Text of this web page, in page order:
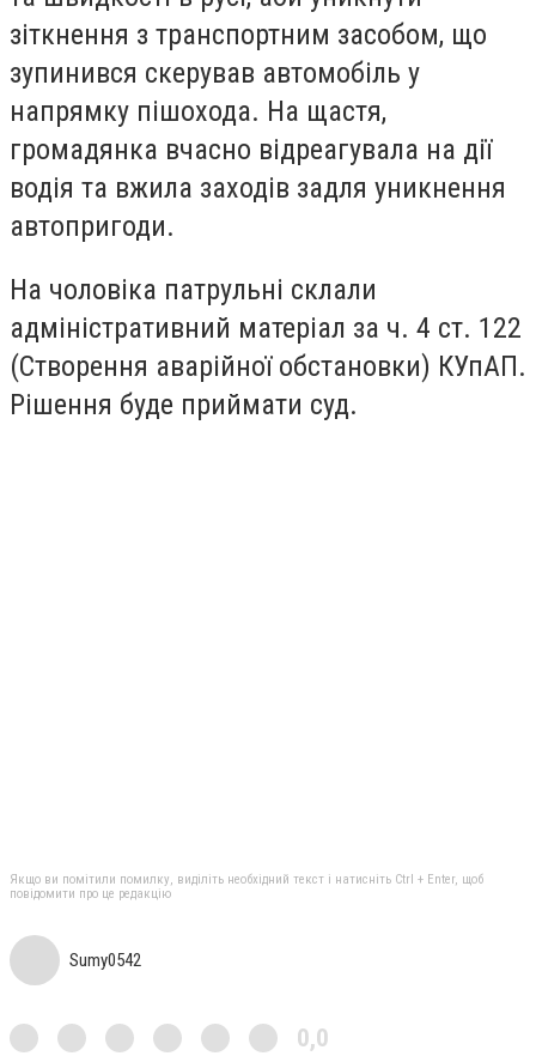
зіткнення з транспортним засобом, що
зупинився скерував автомобіль у
напрямку пішохода. На щастя,
громадянка вчасно відреагувала на дії
водія та вжила заходів задля уникнення
автопригоди.
На чоловіка патрульні склали
адміністративний матеріал за ч. 4 ст. 122
(Створення аварійної обстановки) КУпАП.
Рішення буде приймати суд.
Якщо ви помітили помилку, виділіть необхідний текст і натисніть Ctrl + Enter, щоб
повідомити про це редакцію
Sumy0542
0,0